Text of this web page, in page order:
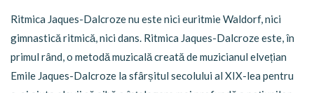
Ritmica Jaques-Dalcroze nu este nici euritmie Waldorf, nici
gimnastică ritmică, nici dans. Ritmica Jaques-Dalcroze este, în
primul rând, o metodă muzicală creată de muzicianul elvețian
Emile Jaques-Dalcroze la sfârșitul secolului al XIX-lea pentru